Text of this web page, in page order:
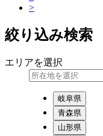
>
絞り込み検索
エリアを選択
岐阜県
青森県
山形県